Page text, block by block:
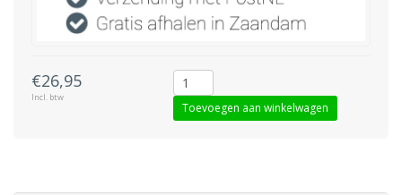
€26,95
Incl. btw
Toevoegen aan winkelwagen